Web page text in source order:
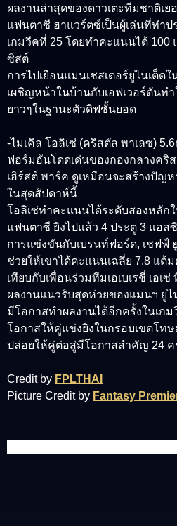
ผลงานล่าสุดของดาวเตะทีมชาติเย
แฟนตาซี ฮาแวร์ตซ์เป็นผู้เล่นที่ทำป
เกมวีคที่ 25 โดยทำคะแนนได้ 100
ซิสต์
การไปเยือนแมนเชสเตอร์ยูไนเต็ด
เผชิญหน้าในบ้านกับเอฟเวอร์ตันทำ
ยาวๆในฐานะตัวดิฟชั้นยอด
-ไมเคิล โอลิเซ่ (คริสตัล พาเลซ)
ฟอร์มอันโดดเด่นของกองกลางคริส
เฮิร์สต์ พาร์ค ดูเหมือนจะสร้างปัญ
ในสุดสัปดาห์นี้
โอลิเซ่ทำคะแนนได้ระดับสองหลัก
แฟนตาซี ยิงไปแล้ว 4 ประตู 3 แอส
การแข่งขันกับเบรนท์ฟอร์ด, เชฟฟ์
ช่วยให้เขาได้คะแนนเฉลี่ย 7.8 แ
เทียบกับเพื่อนร่วมทีมเอเบเรชี่ เอเ
ผลงานแนวรับสุดห่วยของแมนฯ ยูไ
มีโอกาสทำผลงานได้อีกครั้งในเกม
โอกาสให้คู่แข่งยิงในกรอบเขตโท
ปล่อยให้คู่ต่อสู่มีโอกาสสำคัญ 24 ค
Credit by FPLTHAI
Picture Credit by Fantasy